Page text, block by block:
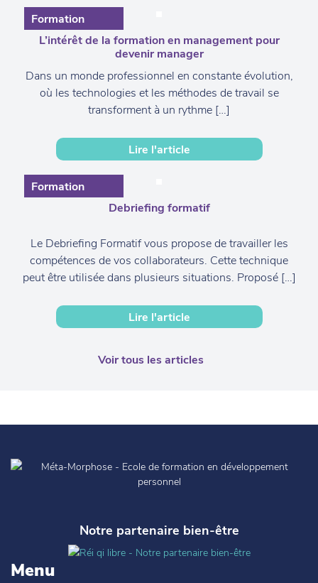
Formation
L’intérêt de la formation en management pour
devenir manager
Dans un monde professionnel en constante évolution,
où les technologies et les méthodes de travail se
transforment à un rythme […]
Lire l'article
Formation
Debriefing formatif
Le Debriefing Formatif vous propose de travailler les
compétences de vos collaborateurs. Cette technique
peut être utilisée dans plusieurs situations. Proposé […]
Lire l'article
Voir tous les articles
Notre partenaire bien-être
Menu